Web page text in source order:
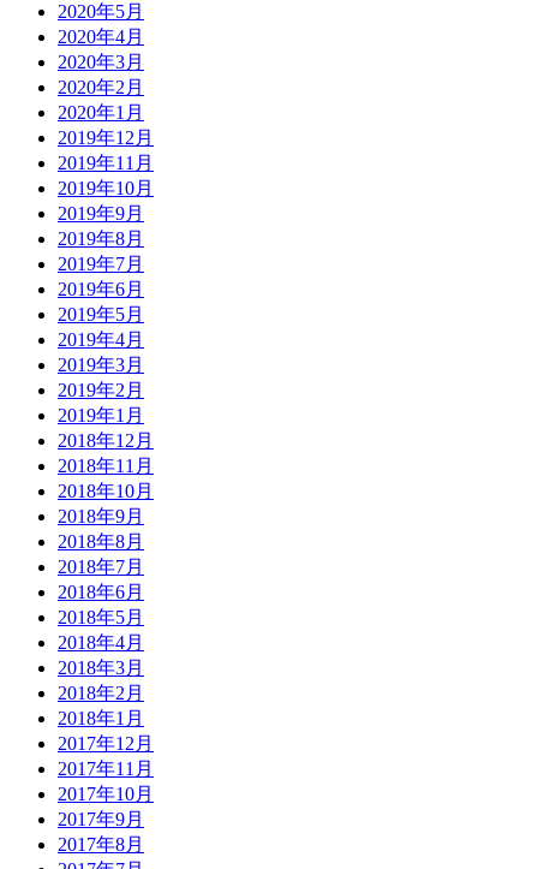
2020年5月
2020年4月
2020年3月
2020年2月
2020年1月
2019年12月
2019年11月
2019年10月
2019年9月
2019年8月
2019年7月
2019年6月
2019年5月
2019年4月
2019年3月
2019年2月
2019年1月
2018年12月
2018年11月
2018年10月
2018年9月
2018年8月
2018年7月
2018年6月
2018年5月
2018年4月
2018年3月
2018年2月
2018年1月
2017年12月
2017年11月
2017年10月
2017年9月
2017年8月